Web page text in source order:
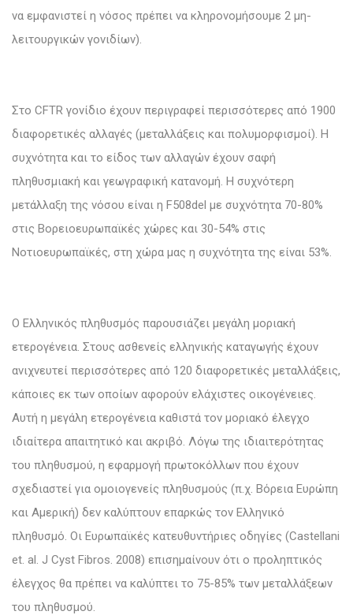
να εμφανιστεί η νόσος πρέπει να κληρονομήσουμε 2 μη-
λειτουργικών γονιδίων).
Στο CFTR γονίδιο έχουν περιγραφεί περισσότερες από 1900
διαφορετικές αλλαγές (μεταλλάξεις και πολυμορφισμοί). Η
συχνότητα και το είδος των αλλαγών έχουν σαφή
πληθυσμιακή και γεωγραφική κατανομή. Η συχνότερη
μετάλλαξη της νόσου είναι η F508del με συχνότητα 70-80%
στις Βορειοευρωπαϊκές χώρες και 30-54% στις
Νοτιοευρωπαϊκές, στη χώρα μας η συχνότητα της είναι 53%.
Ο Ελληνικός πληθυσμός παρουσιάζει μεγάλη μοριακή
ετερογένεια. Στους ασθενείς ελληνικής καταγωγής έχουν
ανιχνευτεί περισσότερες από 120 διαφορετικές μεταλλάξεις,
κάποιες εκ των οποίων αφορούν ελάχιστες οικογένειες.
Αυτή η μεγάλη ετερογένεια καθιστά τον μοριακό έλεγχο
ιδιαίτερα απαιτητικό και ακριβό. Λόγω της ιδιαιτερότητας
του πληθυσμού, η εφαρμογή πρωτοκόλλων που έχουν
σχεδιαστεί για ομοιογενείς πληθυσμούς (π.χ. Βόρεια Ευρώπη
και Αμερική) δεν καλύπτουν επαρκώς τον Ελληνικό
πληθυσμό. Οι Ευρωπαϊκές κατευθυντήριες οδηγίες (Castellani
et. al. J Cyst Fibros. 2008) επισημαίνουν ότι ο προληπτικός
έλεγχος θα πρέπει να καλύπτει το 75-85% των μεταλλάξεων
του πληθυσμού.